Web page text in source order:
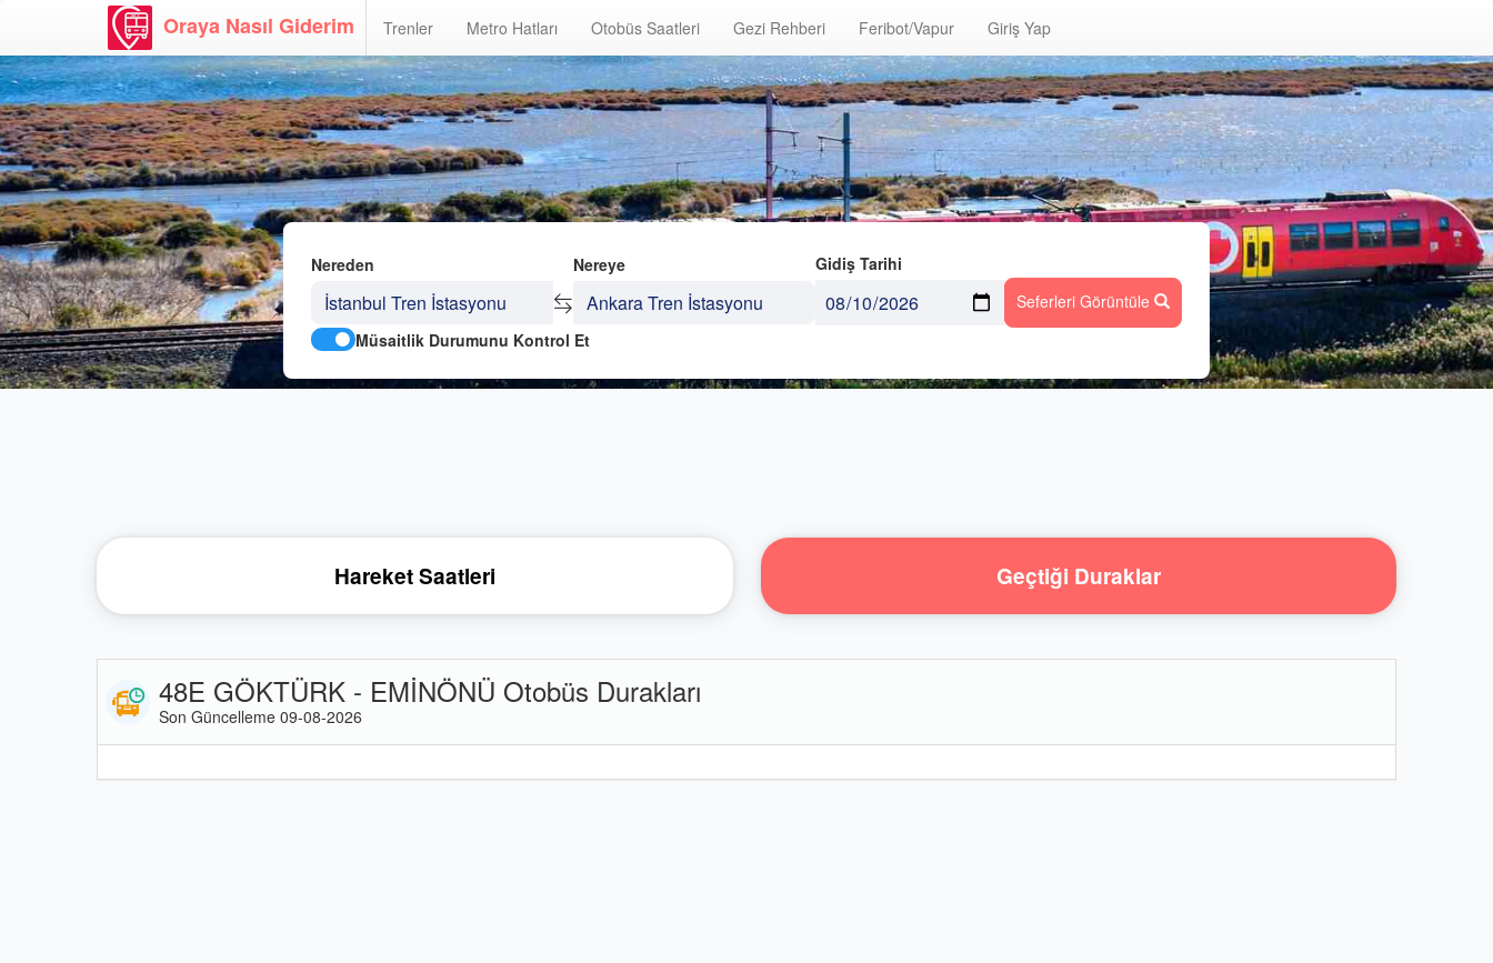
Oraya Nasıl Giderim Trenler Metro Hatları Otobüs Saatleri Gezi Rehberi Feribot/Vapur Giriş Yap
Nereden Nereye
Gidiş Tarihi
Seferleri Görüntüle
Müsaitlik Durumunu Kontrol Et
Hareket Saatleri Geçtiği Duraklar
48E GÖKTÜRK - EMİNÖNÜ Otobüs Durakları
Son Güncelleme 09-08-2026